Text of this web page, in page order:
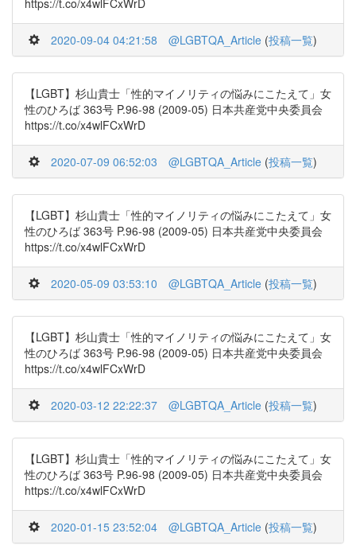
https://t.co/x4wlFCxWrD
2020-09-04 04:21:58 @LGBTQA_Article (投稿一覧)
【LGBT】杉山貴士「性的マイノリティの悩みにこたえて」女
性のひろば 363号 P.96-98 (2009-05) 日本共産党中央委員会
https://t.co/x4wlFCxWrD
2020-07-09 06:52:03 @LGBTQA_Article (投稿一覧)
【LGBT】杉山貴士「性的マイノリティの悩みにこたえて」女
性のひろば 363号 P.96-98 (2009-05) 日本共産党中央委員会
https://t.co/x4wlFCxWrD
2020-05-09 03:53:10 @LGBTQA_Article (投稿一覧)
【LGBT】杉山貴士「性的マイノリティの悩みにこたえて」女
性のひろば 363号 P.96-98 (2009-05) 日本共産党中央委員会
https://t.co/x4wlFCxWrD
2020-03-12 22:22:37 @LGBTQA_Article (投稿一覧)
【LGBT】杉山貴士「性的マイノリティの悩みにこたえて」女
性のひろば 363号 P.96-98 (2009-05) 日本共産党中央委員会
https://t.co/x4wlFCxWrD
2020-01-15 23:52:04 @LGBTQA_Article (投稿一覧)